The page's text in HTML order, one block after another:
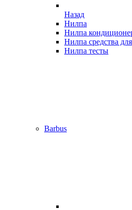
Назад
Нилпа
Нилпа
Нилпа средства
Нилпа тесты
Barbus